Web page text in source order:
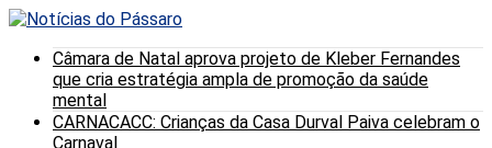
Câmara de Natal aprova projeto de Kleber Fernandes
que cria estratégia ampla de promoção da saúde
mental
CARNACACC: Crianças da Casa Durval Paiva celebram o
Carnaval